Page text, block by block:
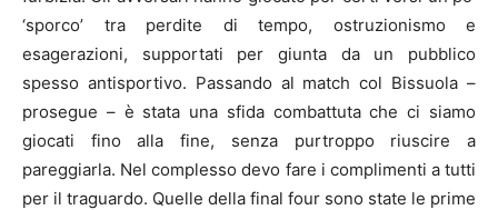
‘sporco’ tra perdite di tempo, ostruzionismo e
esagerazioni, supportati per giunta da un pubblico
spesso antisportivo. Passando al match col Bissuola –
prosegue – è stata una sfida combattuta che ci siamo
giocati fino alla fine, senza purtroppo riuscire a
pareggiarla. Nel complesso devo fare i complimenti a tutti
per il traguardo. Quelle della final four sono state le prime